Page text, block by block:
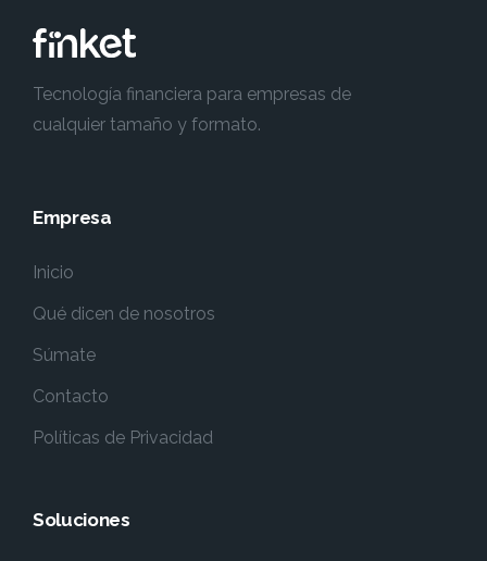
Tecnología financiera para empresas de
cualquier tamaño y formato.
Empresa
Inicio
Qué dicen de nosotros
Súmate
Contacto
Políticas de Privacidad
Soluciones